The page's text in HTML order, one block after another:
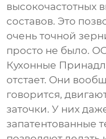
высокочастотных
составов. Это
очень точной
просто не было.
Кухонные
отстает. Они
говорится,
заточки. У них
запатентованные